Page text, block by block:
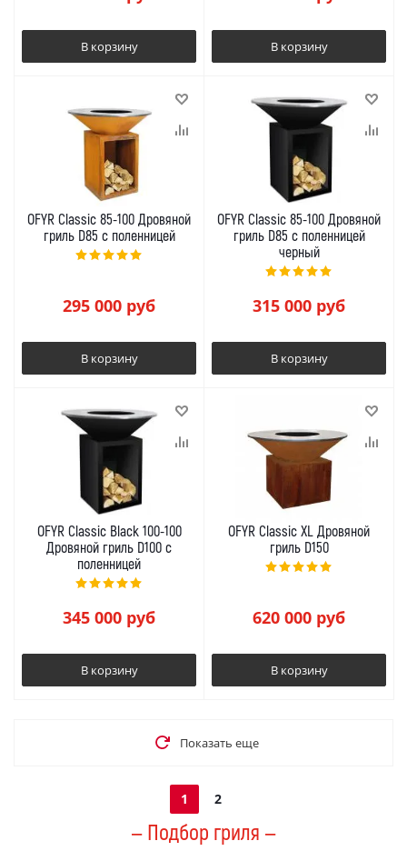
В корзину В корзину
OFYR Classic 85-100 Дровяной
гриль D85 с поленницей
295 000 руб
В корзину
OFYR Classic 85-100 Дровяной
гриль D85 с поленницей
черный
315 000 руб
В корзину
OFYR Classic Black 100-100
Дровяной гриль D100 с
поленницей
345 000 руб
В корзину
OFYR Classic XL Дровяной
гриль D150
620 000 руб
В корзину
Показать еще
1 2
— Подбор гриля —